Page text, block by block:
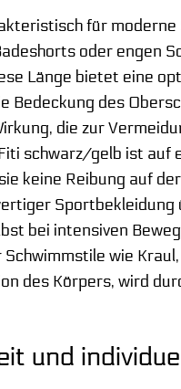
für
oder engen
Länge bietet eine
Bedeckung des
die zur
schwarz/gelb ist
keine Reibung auf
bei intensiven
wie
des Körpers, wird
und